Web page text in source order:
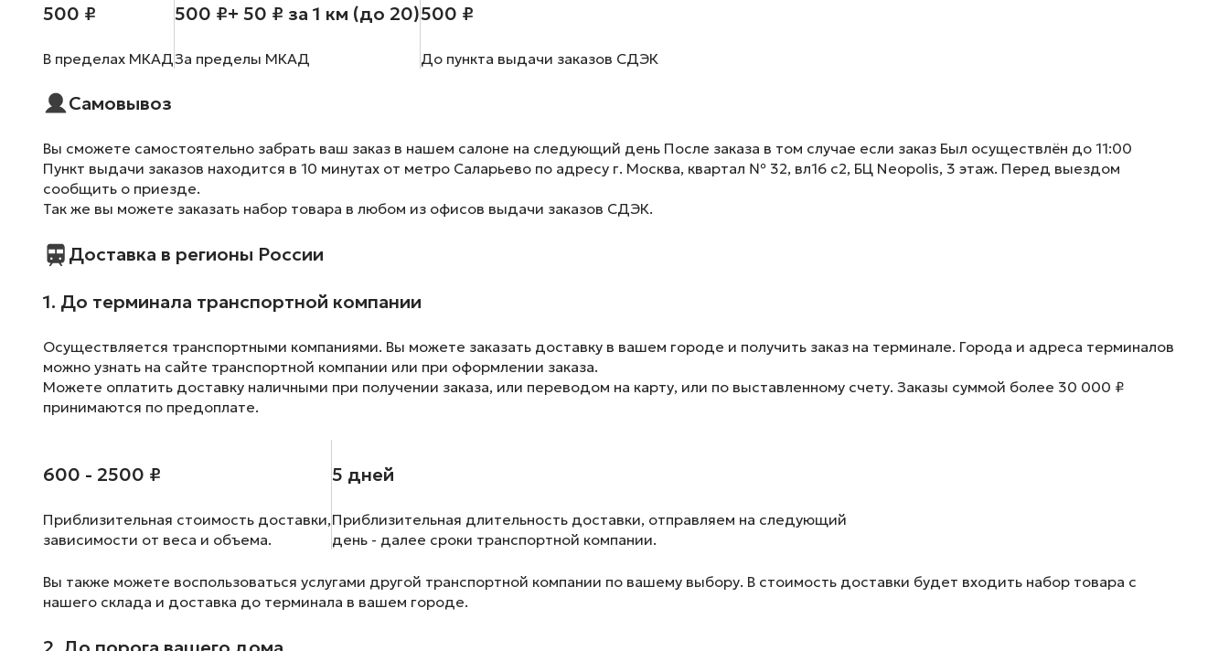
500 ₽
В пределах МКАД
500 ₽+ 50 ₽ за 1 км (до 20)
За пределы МКАД
500 ₽
До пункта выдачи заказов СДЭК
Самовывоз
Вы сможете самостоятельно забрать ваш заказ в нашем салоне на следующий день После заказа в том случае если заказ Был осуществлён до 11:00
Пункт выдачи заказов находится в 10 минутах от метро Саларьево по адресу г. Москва, квартал № 32, вл16 с2, БЦ Neopolis, 3 этаж. Перед выездом
сообщить о приезде.
Так же вы можете заказать набор товара в любом из офисов выдачи заказов СДЭК.
Доставка в регионы России
1. До терминала транспортной компании
Осуществляется транспортными компаниями. Вы можете заказать доставку в вашем городе и получить заказ на терминале. Города и адреса терминалов
можно узнать на сайте транспортной компании или при оформлении заказа.
Можете оплатить доставку наличными при получении заказа, или переводом на карту, или по выставленному счету. Заказы суммой более 30 000 ₽
принимаются по предоплате.
600 - 2500 ₽
Приблизительная стоимость доставки,
зависимости от веса и объема.
5 дней
Приблизительная длительность доставки, отправляем на следующий
день - далее сроки транспортной компании.
Вы также можете воспользоваться услугами другой транспортной компании по вашему выбору. В стоимость доставки будет входить набор товара с
нашего склада и доставка до терминала в вашем городе.